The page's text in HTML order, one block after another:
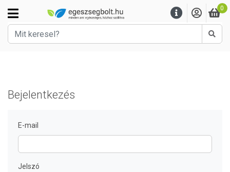
0
Bejelentkezés
E-mail
Jelszó